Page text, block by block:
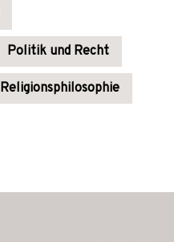
Politik und Recht
Religionsphilosophie